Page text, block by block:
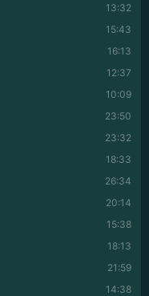
13:32
15:43
16:13
12:37
10:09
23:50
23:32
18:33
26:34
20:14
15:38
18:13
21:59
14:38